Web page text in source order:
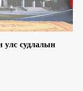
улс судлалын